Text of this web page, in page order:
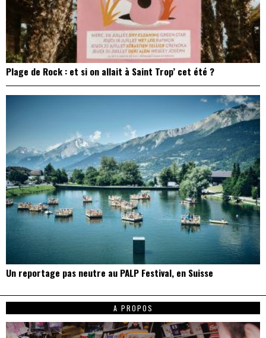
Plage de Rock : et si on allait à Saint Trop’ cet été ?
Un reportage pas neutre au PALP Festival, en Suisse
A PROPOS